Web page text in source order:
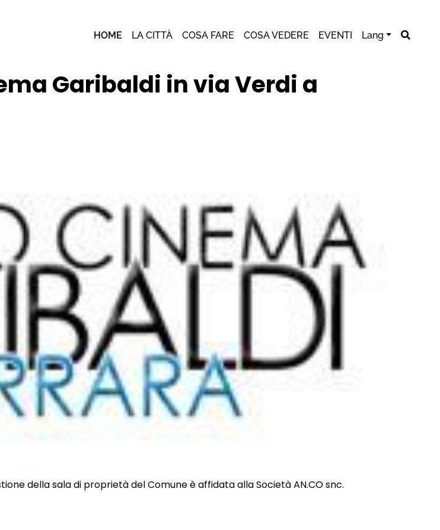
HOME LA CITTÀ COSA FARE COSA VEDERE EVENTI Lang
Garibaldi in via Verdi a
della sala di proprietà del Comune è affidata alla Società AN.CO snc.